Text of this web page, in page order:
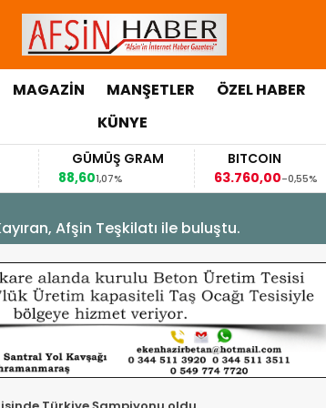
MAGAZİN MANŞETLER ÖZEL HABER
KÜNYE
GÜMÜŞ GRAM
1,07%
BITCOIN
63.760,00
-0,55%
Afşin Teşkilatı ile buluştu.